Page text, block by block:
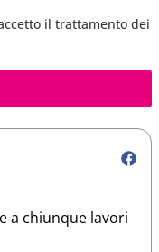
il trattamento dei
a chiunque lavori